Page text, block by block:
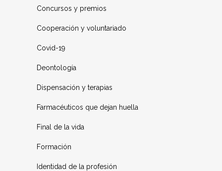
Concursos y premios
Cooperación y voluntariado
Covid-19
Deontología
Dispensación y terapias
Farmacéuticos que dejan huella
Final de la vida
Formación
Identidad de la profesión